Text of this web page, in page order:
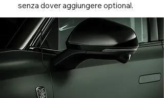
senza dover aggiungere optional.